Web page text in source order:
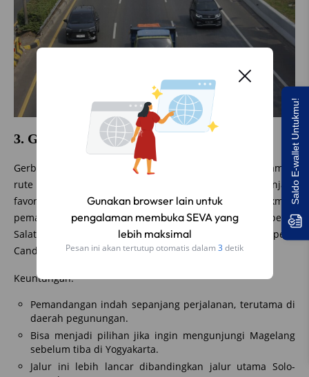
Gunakan browser lain untuk
pengalaman membuka SEVA yang
lebih maksimal
Pesan ini akan tertutup otomatis dalam 2detik
3. Gerbang Tol Bawen
Gerbang Tol Bawen cocok bagi kamu yang ingin mengambil
rute menuju Yogyakarta melalui Magelang. Rute ini menjadi
favorit bagi pengendara yang ingin menikmati
pemandangan indah di sepanjang jalan menuju Kopeng,
Salatiga, atau bahkan mampir ke destinasi wisata seperti
Candi Borobudur sebelum akhirnya tiba di Yogyakarta.
Keuntungan:
Pemandangan indah sepanjang perjalanan, terutama di
daerah pegunungan.
Bisa menjadi pilihan jika ingin mengunjungi Magelang
sebelum tiba di Yogyakarta.
Jalur ini lebih lancar dibandingkan jalur utama Solo-
Saldo E-wallet Untukmu!